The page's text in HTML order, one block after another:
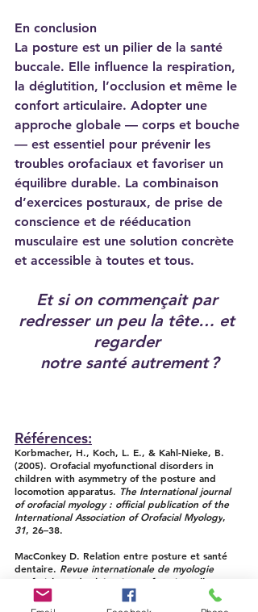
En conclusion
La posture est un pilier de la santé
buccale. Elle influence la respiration,
la déglutition, l’occlusion et même le
confort articulaire. Adopter une
approche globale — corps et bouche
— est essentiel pour prévenir les
troubles orofaciaux et favoriser un
équilibre durable. La combinaison
d’exercices posturaux, de prise de
conscience et de rééducation
musculaire est une solution concrète
et accessible à toutes et tous.
Et si on commençait par
redresser un peu la tête… et
regarder
notre santé autrement ?
Références:
Korbmacher, H., Koch, L. E., & Kahl-Nieke, B.
(2005). Orofacial myofunctional disorders in
children with asymmetry of the posture and
locomotion apparatus. The International journal
of orofacial myology : official publication of the
International Association of Orofacial Myology,
31, 26–38.
MacConkey D. Relation entre posture et santé
dentaire. Revue internationale de myologie
orofaciale et de thérapie myofonctionnelle
1991 ; 17(3) : 8-10.
https://doi.org/10.52010/ijom.1991.17.3.2